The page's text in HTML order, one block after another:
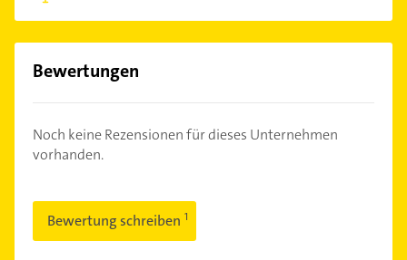
Bewertungen
Noch keine Rezensionen für dieses Unternehmen
vorhanden.
Bewertung schreiben